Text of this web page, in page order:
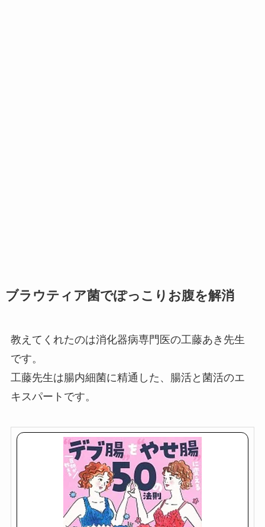
ブラウティア菌でぽっこりお腹を解消
教えてくれたのは消化器病専門医の工藤あき先生
です。
工藤先生は腸内細菌に精通した、腸活と菌活のエ
キスパートです。